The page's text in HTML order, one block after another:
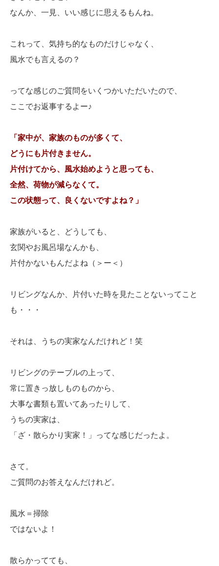
なんか、一見、いい感じに思えるもんね。
これって、気持ち的なものだけじゃなく、
風水でも言えるの？
ってな感じのご質問をいくつかいただいたので、
ここでお返事するよー♪
「家中が、家族のものが多くて、
どうにも片付きません。
片付けてから、風水始めようと思っても、
全然、荷物が減らなくて。
この状態って、良くないですよね？」
家族がいると、どうしても、
玄関やお風呂場なんかも、
片付かないもんだよね（＞ー＜）
リビングなんか、片付いた時を見たことないってこと
も・・・
それは、うちの実家なんだけれど！笑
リビングのテーブルの上って、
常に置きっ放しものものから、
大事な書類も置いてあったりして、
うちの実家は、
「ざ・散らかり実家！」ってな感じだったよ。
さて。
ご質問のお答えなんだけれど。
風水＝掃除
ではないよ！
散らかってても、